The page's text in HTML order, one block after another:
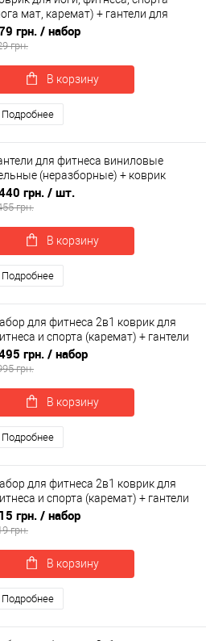
мат, каремат) + гантели для
2шт по 0.5кг OSPORT Set 67 (n-
грн. / набор
грн.
В корзину
Подробнее
для фитнеса виниловые
(неразборные) + коврик
Profi 2шт по 8 кг (OF-0208)
грн. / шт.
грн.
В корзину
Подробнее
для фитнеса 2в1 коврик для
и спорта (каремат) + гантели
по 3 кг OSPORT Set 18 (n-0049)
грн. / набор
грн.
В корзину
Подробнее
для фитнеса 2в1 коврик для
и спорта (каремат) + гантели
по 0.5 кг OSPORT Set 1 (n-0030)
грн. / набор
грн.
В корзину
Подробнее